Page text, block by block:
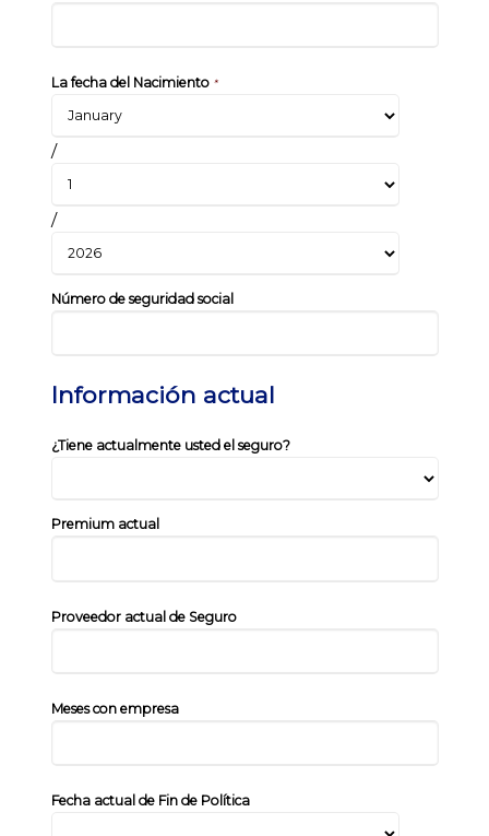
La fecha del Nacimiento*
/
/
Número de seguridad social
Información actual
¿Tiene actualmente usted el seguro?
Premium actual
Proveedor actual de Seguro
Meses con empresa
Fecha actual de Fin de Política